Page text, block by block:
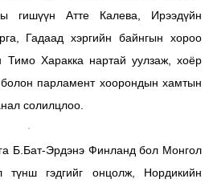
гишүүн Атте Калева, Ирээдүйн
Гадаад хэргийн байнгын хороо
Харакка нартай уулзаж, хоёр
парламент хоорондын хамтын
солилцлоо.
Б.Бат-Эрдэнэ Финланд бол Монгол
гэдгийг онцолж, Нордикийн